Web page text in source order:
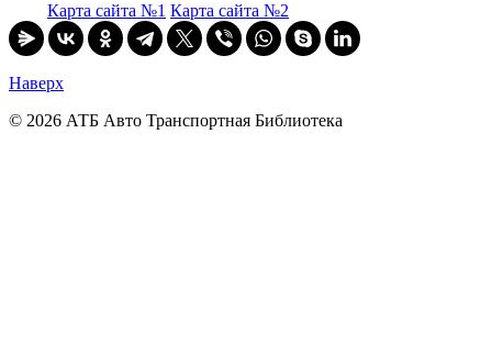
Карта сайта №1 Карта сайта №2
Наверх
© 2026 АТБ Авто Транспортная Библиотека